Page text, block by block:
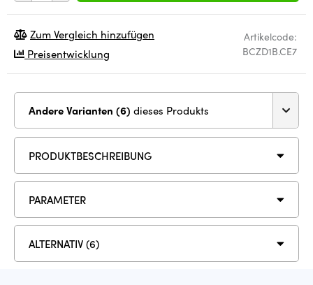
Artikelcode:
BCZD1B.CE7
Zum Vergleich hinzufügen
Preisentwicklung
Andere Varianten (6) dieses Produkts
PRODUKTBESCHREIBUNG
PARAMETER
ALTERNATIV (6)